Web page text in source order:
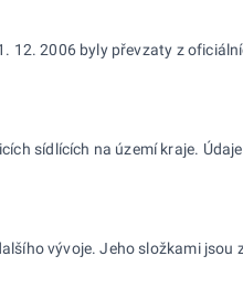
12. 2006 byly převzaty z
sídlících na území kraje.
vývoje. Jeho složkami